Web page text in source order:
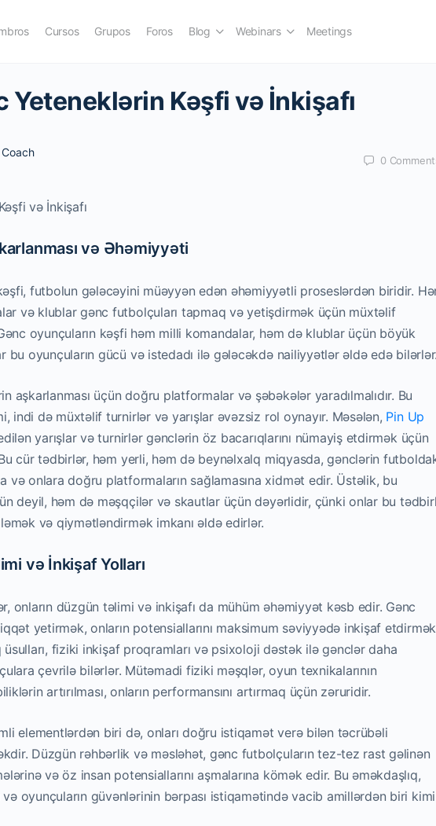
Cursos Grupos Foros Blog Webinars Meetings
Yeteneklərin Kəşfi və İnkişafı
0
və İnkişafı
və Əhəmiyyəti
futbolun gələcəyini müəyyən edən əhəmiyyətli proseslərdən biridir.
və klublar gənc futbolçuları tapmaq və yetişdirmək üçün müxtəlif
oyunçuların kəşfi həm milli komandalar, həm də klublar üçün böyük
bu oyunçuların gücü və istedadı ilə gələcəkdə nailiyyətlər əldə edə bilərlər.
aşkarlanması üçün doğru platformalar və şəbəkələr yaradılmalıdır. Bu
indi də müxtəlif turnirlər və yarışlar əvəzsiz rol oynayır. Məsələn, Pin Up
yarışlar və turnirlər gənclərin öz bacarıqlarını nümayiş etdirmək üçün
cür tədbirlər, həm yerli, həm də beynəlxalq miqyasda, gənclərin
və onlara doğru platformaların sağlamasına xidmət edir. Üstəlik, bu
deyil, həm də məşqçilər və skautlar üçün dəyərlidir, çünki onlar bu
və qiymətləndirmək imkanı əldə edirlər.
və İnkişaf Yolları
onların düzgün təlimi və inkişafı da mühüm əhəmiyyət kəsb edir. Gənc
yetirmək, onların potensiallarını maksimum səviyyədə inkişaf etdirmək
fiziki inkişaf proqramları və psixoloji dəstək ilə gənclər daha
çevrilə bilərlər. Mütəmadi fiziki məşqlər, oyun texnikalarının
artırılması, onların performansını artırmaq üçün zəruridir.
elementlərdən biri də, onları doğru istiqamət verə bilən təcrübəli
Düzgün rəhbərlik və məsləhət, gənc futbolçuların tez-tez rast gəlinən
və öz insan potensiallarını aşmalarına kömək edir. Bu əməkdaşlıq,
və oyunçuların güvənlərinin bərpası istiqamətində vacib amillərdən biri kimi